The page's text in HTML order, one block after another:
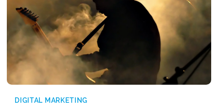
DIGITAL MARKETING